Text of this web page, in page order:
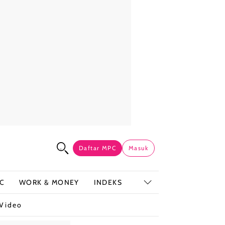
Daftar MPC Masuk
WORK & MONEY INDEKS